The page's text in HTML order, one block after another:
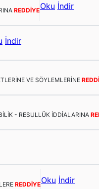
REDDİYEOku İndir
İndir
VE SÖYLEMLERİNE
- RESULLÜK İDDİALARINA
REDDİYEOku İndir